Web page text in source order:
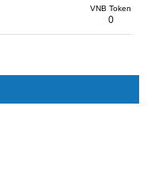
VNB Token
0